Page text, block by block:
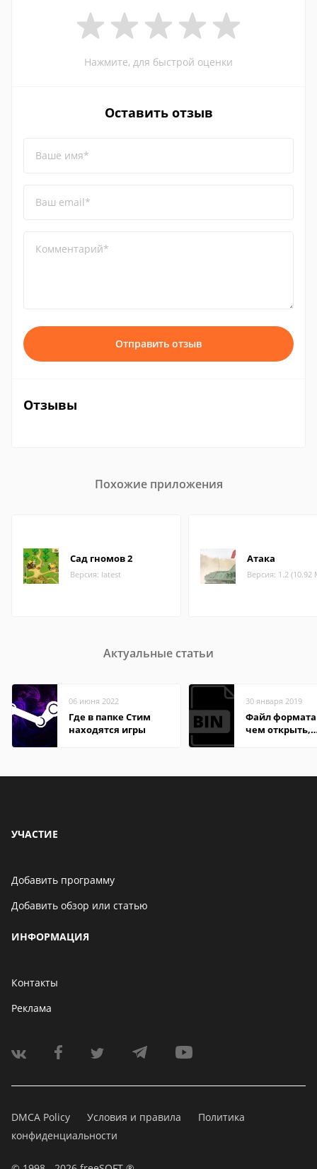
Нажмите, для быстрой оценки
Оставить отзыв
Ваше имя*
Ваш email*
Комментарий*
Отправить отзыв
Отзывы
Похожие приложения
Сад гномов 2
Версия: latest
Атака
Версия: 1.2 (10.92
Актуальные статьи
06 июня 2022
Где в папке Стим
находятся игры
30 января 2019
Файл формата
чем открыть,
УЧАСТИЕ
Добавить программу
Добавить обзор или статью
ИНФОРМАЦИЯ
Контакты
Реклама
DMCA Policy Условия и правила
Политика
конфиденциальности